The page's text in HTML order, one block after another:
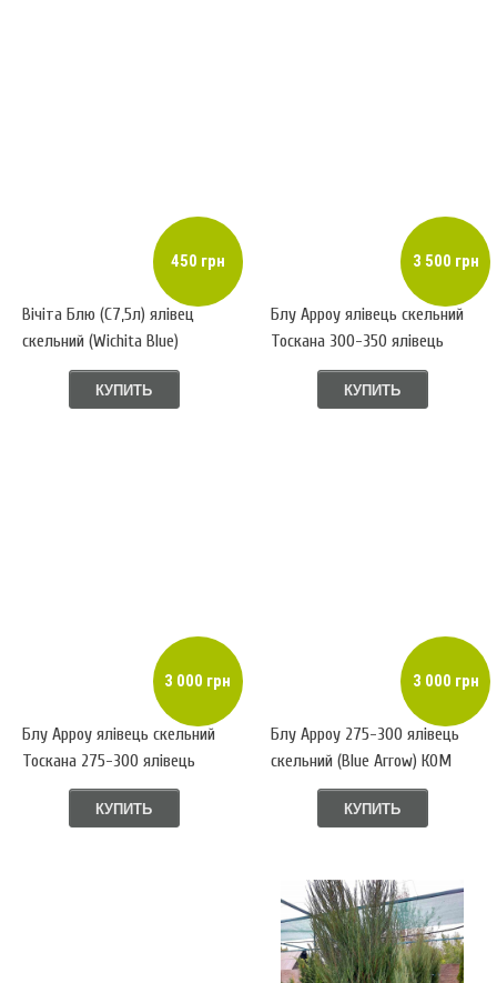
450 грн
Вічіта Блю (С7,5л) ялівец
скельний (Wichita Blue)
КУПИТЬ
3 500 грн
Блу Арроу ялівець скельний
Тоскана 300-350 ялівець
скельний КОМ
КУПИТЬ
3 000 грн
Блу Арроу ялівець скельний
Тоскана 275-300 ялівець
скельний КОМ
КУПИТЬ
3 000 грн
Блу Арроу 275-300 ялівець
скельний (Blue Arrow) КОМ
КУПИТЬ